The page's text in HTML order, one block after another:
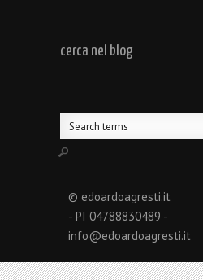
cerca nel blog
© edoardoagresti.it
- PI 04788830489 -
info@edoardoagresti.it